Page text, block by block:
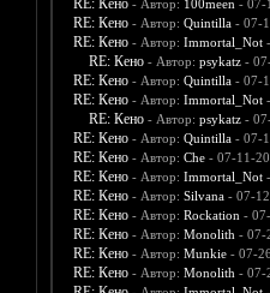
RE: Кено - Автор: 100meen - 07-
RE: Кено - Автор: Quintilla- 07-
RE: Кено - Автор: Immortal_Not-
RE: Кено - Автор: psykatz-
RE: Кено - Автор: Quintilla- 07-
RE: Кено - Автор: Immortal_Not-
RE: Кено - Автор: psykatz-
RE: Кено - Автор: Quintilla- 07-
RE: Кено - Автор: Che- 07-11-
RE: Кено - Автор: Immortal_Not-
RE: Кено - Автор: Silvana- 07-
RE: Кено - Автор: Rockation -
RE: Кено - Автор: Monolith - 07-
RE: Кено - Автор: Munkie- 07-
RE: Кено - Автор: Monolith - 07-